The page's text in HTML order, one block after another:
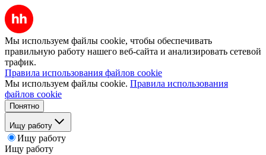
Мы используем файлы cookie, чтобы обеспечивать
правильную работу нашего веб-сайта и анализировать сетевой
трафик.
Правила использования файлов cookie
Мы используем файлы cookie. Правила использования
файлов cookie
Понятно
Ищу работу
Ищу работу
Ищу работу